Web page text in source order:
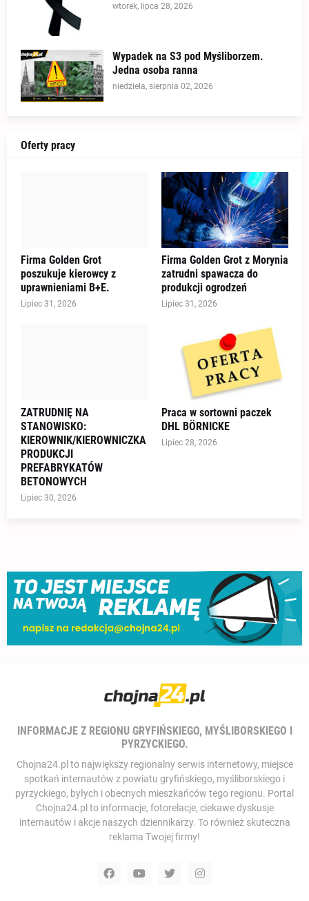
wtorek, lipca 28, 2026
Wypadek na S3 pod Myśliborzem.
Jedna osoba ranna
niedziela, sierpnia 02, 2026
Oferty pracy
Firma Golden Grot
poszukuje kierowcy z
uprawnieniami B+E.
Lipiec 31, 2026
Firma Golden Grot z Morynia
zatrudni spawacza do
produkcji ogrodzeń
Lipiec 31, 2026
ZATRUDNIĘ NA
STANOWISKO:
KIEROWNIK/KIEROWNICZKA
PRODUKCJI
PREFABRYKATÓW
BETONOWYCH
Lipiec 30, 2026
Praca w sortowni paczek
DHL BÖRNICKE
Lipiec 28, 2026
INFORMACJE Z REGIONU GRYFIŃSKIEGO, MYŚLIBORSKIEGO I
PYRZYCKIEGO.
Chojna24.pl to największy regionalny serwis internetowy, miejsce
spotkań internautów z powiatu gryfińskiego, myśliborskiego i
pyrzyckiego, byłych i obecnych mieszkańców tego regionu. Portal
Chojna24.pl to informacje, fotorelacje, ciekawe dyskusje
internautów i akcje naszych dziennikarzy. To również skuteczna
reklama Twojej firmy!